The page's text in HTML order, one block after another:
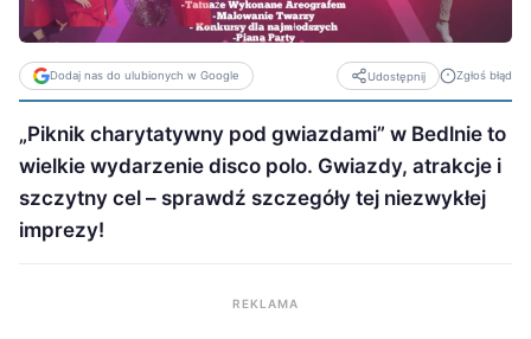
Dodaj nas do ulubionych w Google Udostępnij Zgłoś błąd
„Piknik charytatywny pod gwiazdami” w Bedlnie to
wielkie wydarzenie disco polo. Gwiazdy, atrakcje i
szczytny cel – sprawdź szczegóły tej niezwykłej
imprezy!
REKLAMA